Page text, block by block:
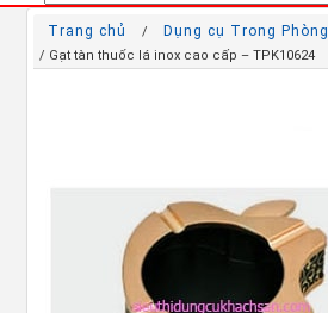
Trang chủ / Dụng cụ Trong Phòng
/ Gạt tàn thuốc lá inox cao cấp – TPK10624